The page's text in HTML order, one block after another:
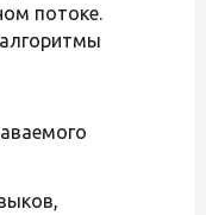
потоке.